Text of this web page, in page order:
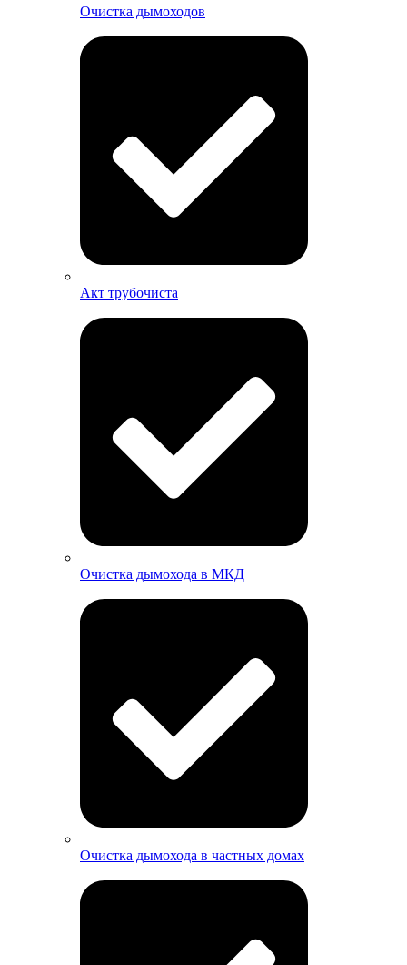
Очистка дымоходов
Акт трубочиста
Очистка дымохода в МКД
Очистка дымохода в частных домах